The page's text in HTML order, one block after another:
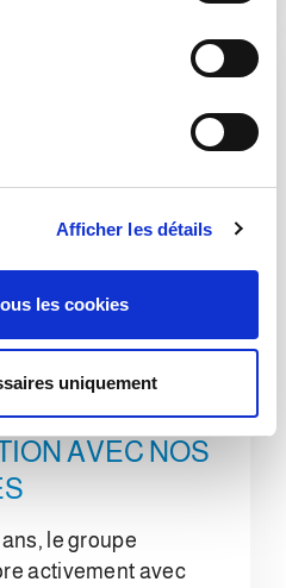
Afficher les détails
les cookies
uniquement
LA
AVEC NOS
le groupe
activement avec